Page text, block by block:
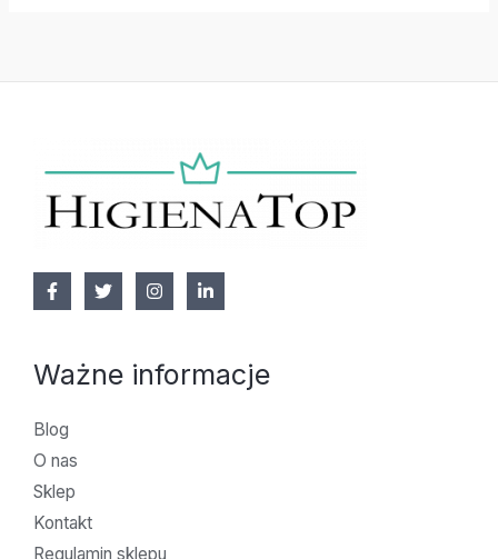
Ważne informacje
Blog
O nas
Sklep
Kontakt
Regulamin sklepu